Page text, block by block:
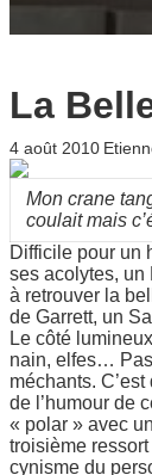
La
4 août 2010
Mon crane
coulait mais
Difficile pour un
ses acolytes, un
à retrouver la
de Garrett, un
Le côté
nain, elfes…
méchants.
de l’humour de
« polar » avec
troisième
cynisme du